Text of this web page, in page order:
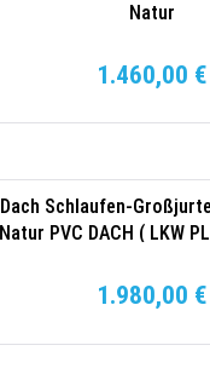
Natur
1.460,00 €
Dach Schlaufen-
Natur PVC DACH ( LKW
1.980,00 €